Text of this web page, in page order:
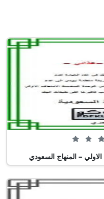
0 من 5 (0 تصويت)
– المنهاج السعودي